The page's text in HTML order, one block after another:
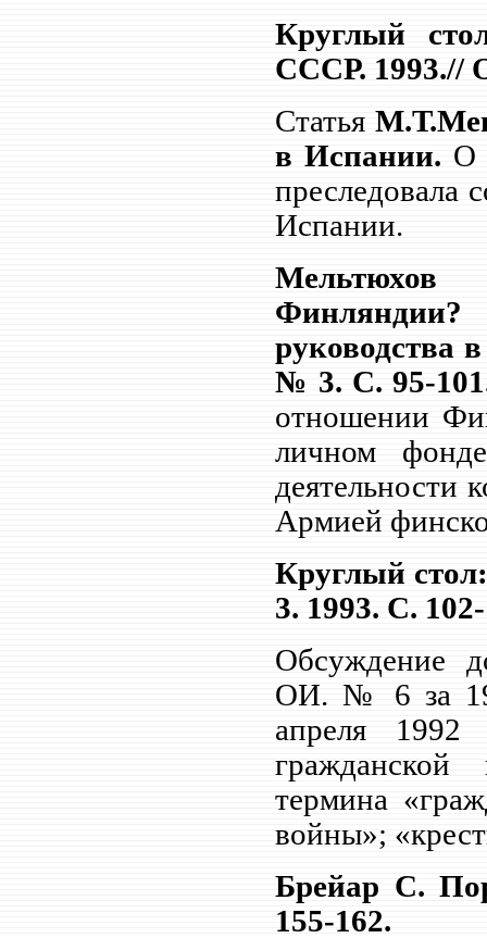
Круглый
СССР. 1993.//
Статья
в Испании. О
преследовала
Испании.
руководства
№ 3. С. 95-
отношении
личном
деятельности
Армией
Круглый
3. 1993. С.
Обсуждение
ОИ. № 6 за
апреля
термина
войны»;
Брейар С.
155-162.